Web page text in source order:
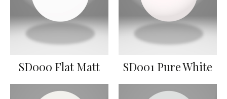
SD000 Flat Matt SD001 Pure White